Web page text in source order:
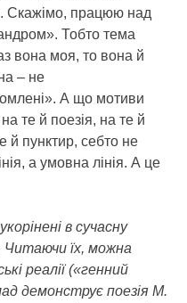
Скажімо, працюю над
Тобто тема
вона моя, то вона й
– не
А що мотиви
те й поезія, на те й
й пунктир, себто не
а умовна лінія. А це
в сучасну
Читаючи їх, можна
реалії («генний
демонструє поезія М.